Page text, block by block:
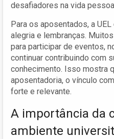
desafiadores na vida
Para os aposentados, a
alegria e lembranças.
para participar de eventos,
continuar contribuindo com
conhecimento. Isso mostra
aposentadoria, o vínculo
forte e relevante.
A importância da
ambiente